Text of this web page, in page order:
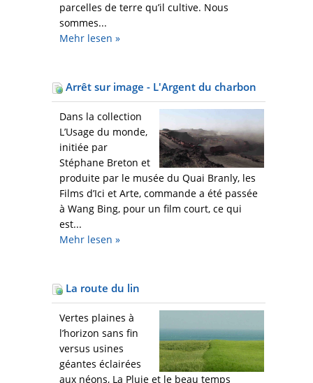
parcelles de terre qu’il cultive. Nous
sommes...
Mehr lesen »
Arrêt sur image - L'Argent du charbon
Dans la collection
L’Usage du monde,
initiée par
Stéphane Breton et
produite par le musée du Quai Branly, les
Films d’Ici et Arte, commande a été passée
à Wang Bing, pour un film court, ce qui
est...
Mehr lesen »
La route du lin
Vertes plaines à
l’horizon sans fin
versus usines
géantes éclairées
aux néons, La Pluie et le beau temps